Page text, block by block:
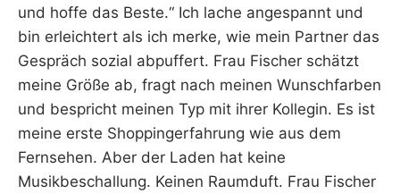
und hoffe das Beste.“ Ich lache angespannt und
bin erleichtert als ich merke, wie mein Partner das
Gespräch sozial abpuffert. Frau Fischer schätzt
meine Größe ab, fragt nach meinen Wunschfarben
und bespricht meinen Typ mit ihrer Kollegin. Es ist
meine erste Shoppingerfahrung wie aus dem
Fernsehen. Aber der Laden hat keine
Musikbeschallung. Keinen Raumduft. Frau Fischer